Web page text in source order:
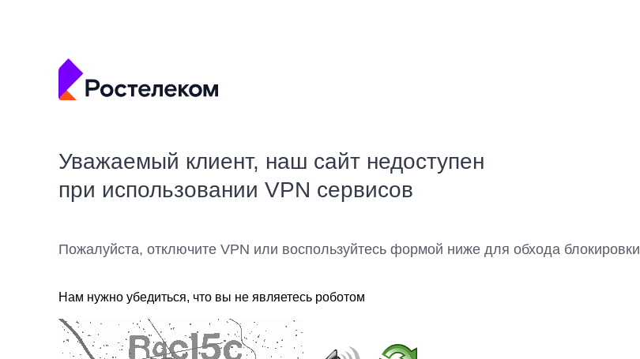
Уважаемый клиент, наш сайт недоступен
при использовании VPN сервисов
Пожалуйста, отключите VPN или воспользуйтесь формой ниже для обхода блокировки
Нам нужно убедиться, что вы не являетесь роботом